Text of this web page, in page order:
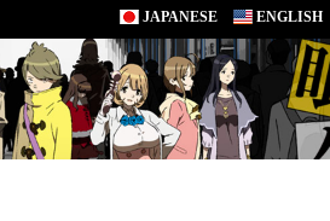
JAPANESE ENGLISH